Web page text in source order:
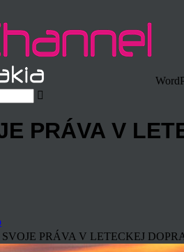
PRÁVA V
PRÁVA V LETECKEJ